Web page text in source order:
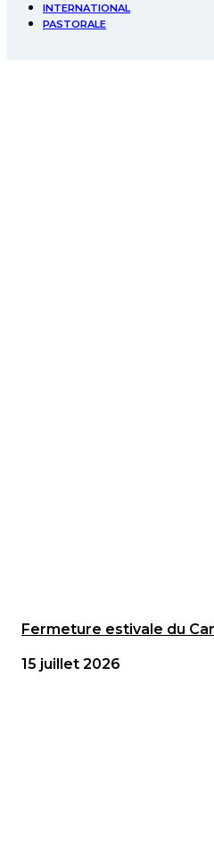
INTERNATIONAL
PASTORALE
Fermeture estivale du
15 juillet 2026